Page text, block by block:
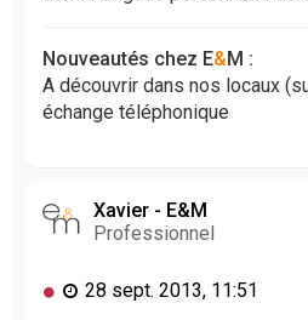
u
Nouveautés chez E&M :
A découvrir dans nos locaux
échange téléphonique
Xavier - E&M
Professionnel
M 28 sept. 2013, 11:51